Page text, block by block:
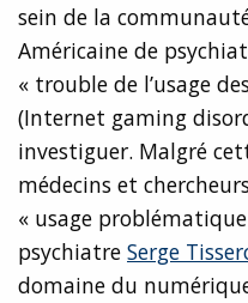
sein de la
Américaine de
« trouble de l’usage
(Internet gaming
investiguer. Malgré
médecins et
« usage
psychiatre Serge
domaine du